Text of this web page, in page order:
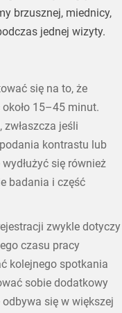
brzusznej, miednicy,
jednej wizyty.
się na to, że
15–45 minut.
zwłaszcza jeśli
kontrastu lub
się również
badania i część
zwykle dotyczy
czasu pracy
kolejnego spotkania
sobie dodatkowy
się w większej